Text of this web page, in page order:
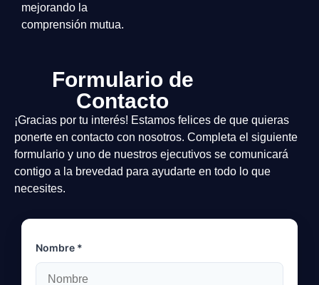
mejorando la
comprensión mutua.
Formulario de
Contacto
¡Gracias por tu interés! Estamos felices de que quieras
ponerte en contacto con nosotros. Completa el siguiente
formulario y uno de nuestros ejecutivos se comunicará
contigo a la brevedad para ayudarte en todo lo que
necesites.
Nombre *